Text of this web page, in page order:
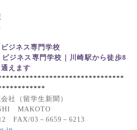
ジネス専門学校
ジネス専門学校｜川崎駅から徒歩8
えます
社（留学生新聞）
MAKOTO
FAX/03 － 6659 － 6213